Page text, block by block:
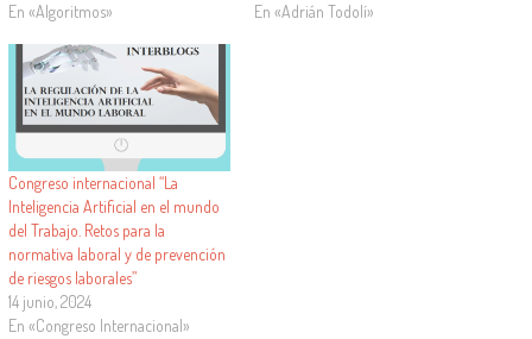
En «Algoritmos»
En «Adrián Todolí»
Congreso internacional “La
Inteligencia Artificial en el mundo
del Trabajo. Retos para la
normativa laboral y de prevención
de riesgos laborales”
14 junio, 2024
En «Congreso Internacional»